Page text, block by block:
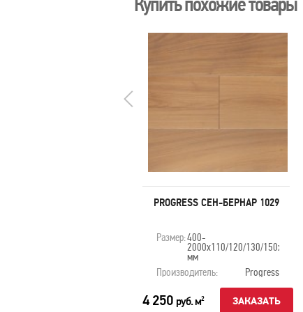
PROGRESS СЕН-БЕРНАР 1029
Размер:400-
2000х110/120/130/150х20
мм
Производитель:
Progress
4 250 руб. м2 ЗАКАЗАТЬ